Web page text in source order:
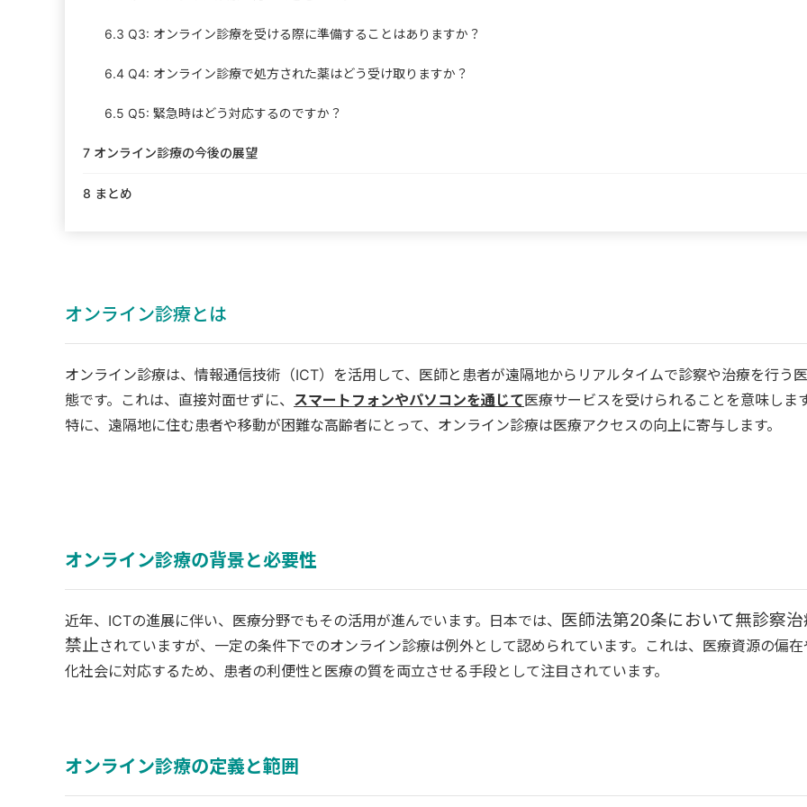
6.3 Q3: オンライン診療を受ける際に準備することはありますか？
6.4 Q4: オンライン診療で処方された薬はどう受け取りますか？
6.5 Q5: 緊急時はどう対応するのですか？
7 オンライン診療の今後の展望
8 まとめ
オンライン診療とは
オンライン診療は、情報通信技術（ICT）を活用して、医師と患者が遠隔地からリアルタイムで診察や治療を行う
態です。これは、直接対面せずに、 スマートフォンやパソコンを通じて医療サービスを受けられることを意味します
特に、遠隔地に住む患者や移動が困難な高齢者にとって、オンライン診療は医療アクセスの向上に寄与します。
オンライン診療の背景と必要性
近年、ICTの進展に伴い、医療分野でもその活用が進んでいます。日本では、 医師法第20条において無診察治
禁止されていますが、一定の条件下でのオンライン診療は例外として認められています。これは、医療資源の偏
化社会に対応するため、患者の利便性と医療の質を両立させる手段として注目されています。
オンライン診療の定義と範囲